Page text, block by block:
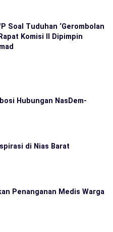
Soal Tuduhan ‘Gerombolan
Komisi II Dipimpin
Hubungan NasDem-
di Nias Barat
Penanganan Medis Warga